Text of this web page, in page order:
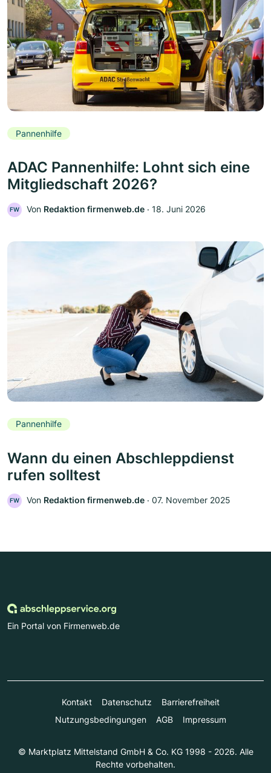
Pannenhilfe
ADAC Pannenhilfe: Lohnt sich eine
Mitgliedschaft 2026?
FW Von Redaktion firmenweb.de ‧ 18. Juni 2026
Pannenhilfe
Wann du einen Abschleppdienst
rufen solltest
FW Von Redaktion firmenweb.de ‧ 07. November 2025
Ein Portal von Firmenweb.de
Kontakt Datenschutz
Barrierefreiheit
Nutzungsbedingungen
AGB Impressum
© Marktplatz Mittelstand GmbH & Co. KG 1998 - 2026. Alle
Rechte vorbehalten.